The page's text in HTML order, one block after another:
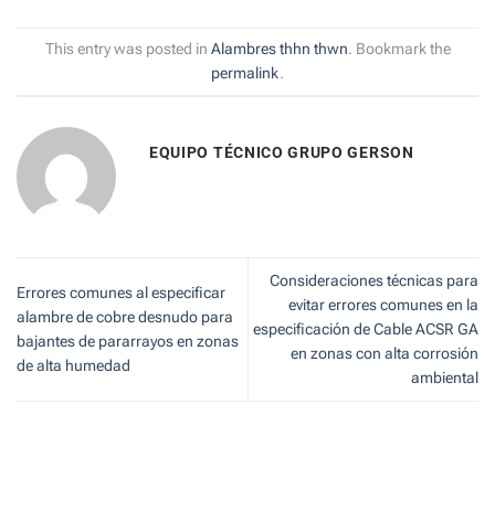
This entry was posted in Alambres thhn thwn. Bookmark the
permalink.
EQUIPO TÉCNICO GRUPO GERSON
Errores comunes al especificar
alambre de cobre desnudo para
bajantes de pararrayos en zonas
de alta humedad
Consideraciones técnicas para
evitar errores comunes en la
especificación de Cable ACSR GA
en zonas con alta corrosión
ambiental